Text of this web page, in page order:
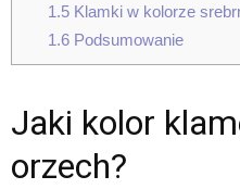
1.5Klamki w kolorze
1.6Podsumowanie
Jaki kolor
orzech?